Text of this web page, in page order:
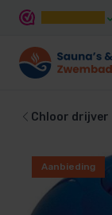
Chloor drijver
Aanbieding